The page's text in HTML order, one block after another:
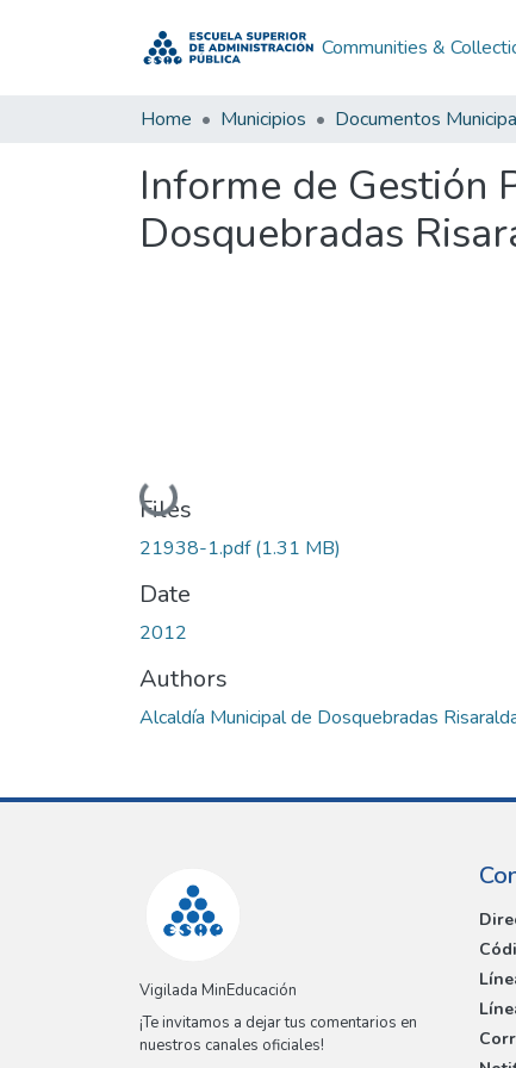
Communities &
Home Municipios Documentos
Informe de Gestión
Dosquebradas
Loading...
Files
21938-1.pdf(1.31 MB)
Date
2012
Authors
Alcaldía Municipal de Dosquebradas
Vigilada MinEducación
¡Te invitamos a dejar tus comentarios en
nuestros canales oficiales!